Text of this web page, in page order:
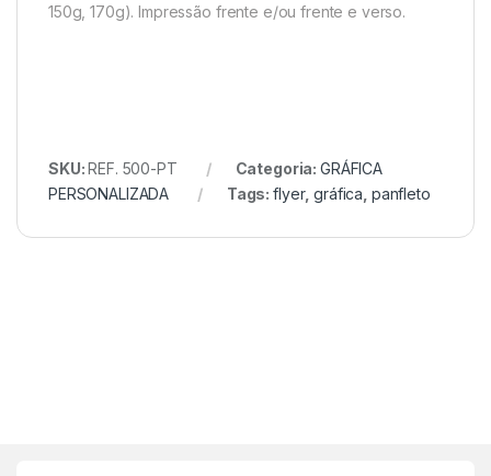
150g, 170g). Impressão frente e/ou frente e verso.
SKU:REF. 500-PT Categoria: GRÁFICA
PERSONALIZADA
Tags:flyer,gráfica panfleto